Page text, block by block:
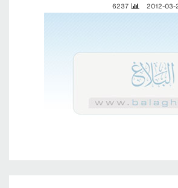
2012-03-
6237